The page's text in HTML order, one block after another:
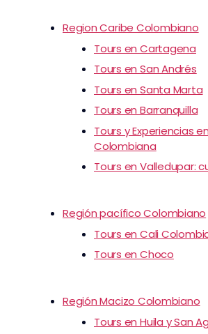
Region Caribe Colombiano
Tours en Cartagena
Tours en San Andrés
Tours en Santa Marta
Tours en Barranquilla
Tours y Experiencias
Colombiana
Tours en Valledupar:
Región pacífico Colombiano
Tours en Cali
Tours en Choco
Región Macizo Colombiano
Tours en Huila y San